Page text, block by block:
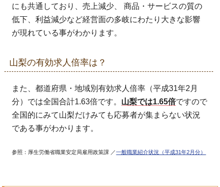
にも共通しており、売上減少、 商品・サービスの質の
低下、利益減少など経営面の多岐にわたり大きな影響
が現れている事がわかります。
山梨の有効求人倍率は？
また、都道府県・地域別有効求人倍率（平成31年2月
分）では全国合計1.63倍です。 山梨では1.65倍ですので
全国的にみて山梨だけみても応募者が集まらない状況
である事がわかります。
参照：厚生労働省職業安定局雇用政策課 ／一般職業紹介状況（平成31年2月分）